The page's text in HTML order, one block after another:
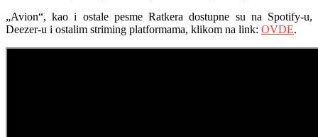
„Avion“, kao i ostale pesme Ratkera dostupne su na Spotify-u,
Deezer-u i ostalim striming platformama, klikom na link: OVDE.